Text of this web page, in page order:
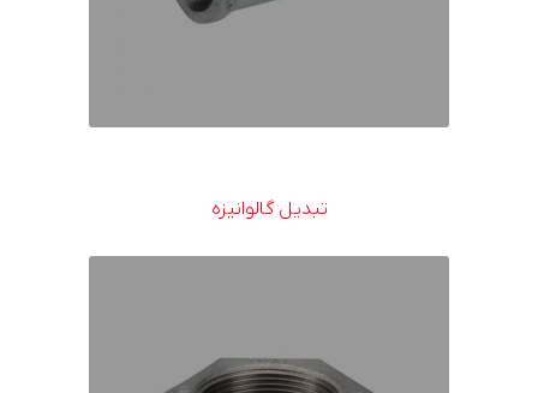
تبدیل گالوانیزه